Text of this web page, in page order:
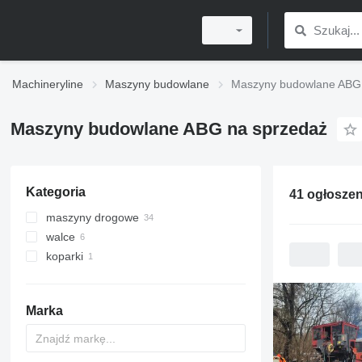
Machineryline Maszyny budowlane Maszyny budowlane ABG
Maszyny budowlane ABG na sprzedaż
Kategoria
maszyny drogowe
rozściełacze asfaltu
rozściełacze asfaltu
frezarki drogowe
walce
walce do robót ziemnych
koparki
Marka